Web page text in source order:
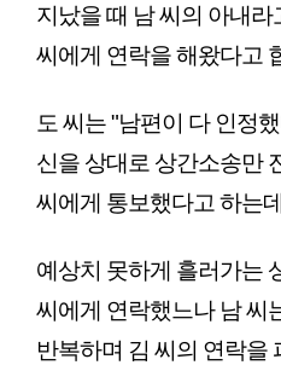
지났을 때 남 씨의 아내라
씨에게 연락을 해왔다고
도 씨는 "남편이 다 인정
신을 상대로 상간소송만
씨에게 통보했다고 하는
예상치 못하게 흘러가는
씨에게 연락했느나 남 씨
반복하며 김 씨의 연락을